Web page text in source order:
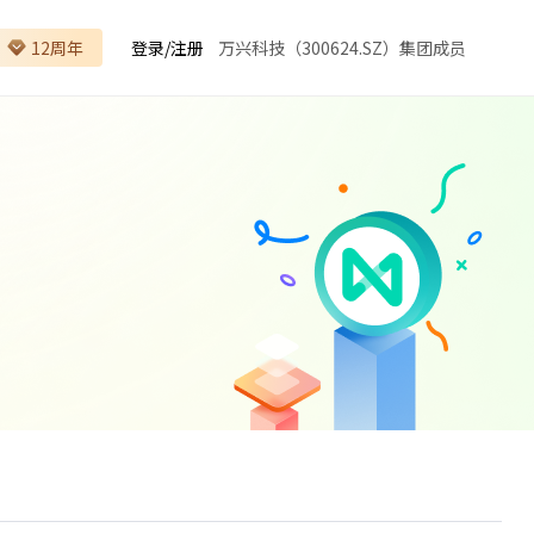
12周年 登录/注册 万兴科技（300624.SZ）集团成员